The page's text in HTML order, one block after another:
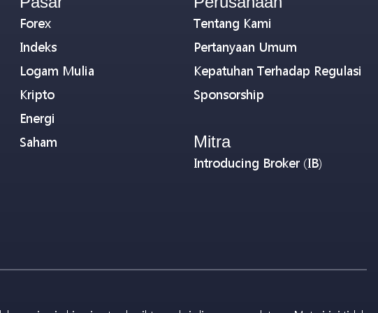
Forex
Indeks
Logam Mulia
Kripto
Energi
Saham
Tentang Kami
Pertanyaan Umum
Kepatuhan Terhadap Regulasi
Sponsorship
Mitra
Introducing Broker (IB)